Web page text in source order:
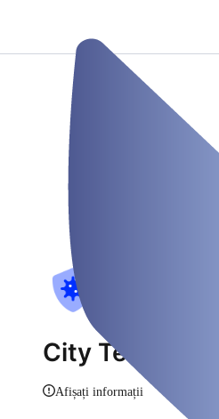
City Test
Afișați informații